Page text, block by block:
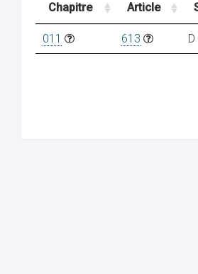
Chapitre Article
011 613 D